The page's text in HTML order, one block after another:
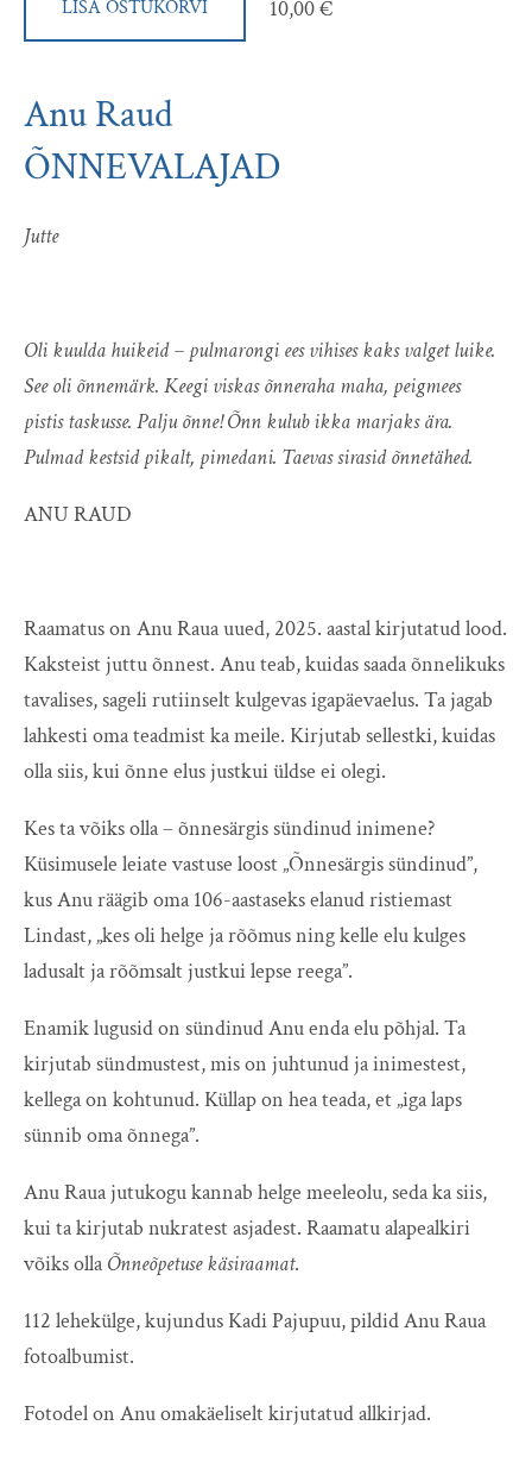
LISA OSTUKORVI 10,00 €
Anu Raud
ÕNNEVALAJAD
Jutte
Oli kuulda huikeid – pulmarongi eesvihises kaks valget luike.
See oli õnnemärk. Keegi viskas õnneraha maha, peigmees
pististaskusse. Palju õnne! Õnn kulub ikka marjaksära.
Pulmad kestsid pikalt, pimedani. Taevassirasid õnnetähed.
ANU RAUD
Raamatus on Anu Raua uued, 2025. aastal kirjutatud lood.
Kaksteist juttu õnnest. Anu teab, kuidas saada õnnelikuks
tavalises, sageli rutiinselt kulgevas igapäevaelus. Ta jagab
lahkesti oma teadmist ka meile. Kirjutab sellestki, kuidas
olla siis, kui õnne elus justkui üldse ei olegi.
Kes ta võiks olla – õnnesärgis sündinud inimene?
Küsimusele leiate vastuse loost „Õnnesärgis sündinud”,
kus Anu räägib oma 106-aastaseks elanud ristiemast
Lindast, „kes oli helge ja rõõmus ning kelle elu kulges
ladusalt ja rõõmsalt justkui lepse reega”.
Enamik lugusid on sündinud Anu enda elu põhjal. Ta
kirjutab sündmustest, mis on juhtunud ja inimestest,
kellega on kohtunud. Küllap on hea teada, et „iga laps
sünnib oma õnnega”.
Anu Raua jutukogu kannab helge meeleolu, seda ka siis,
kui ta kirjutab nukratest asjadest. Raamatu alapealkiri
võiks ollaÕnneõpetuse käsiraamat.
112 lehekülge, kujundus Kadi Pajupuu, pildid Anu Raua
fotoalbumist.
Fotodel on Anu omakäeliselt kirjutatud allkirjad.